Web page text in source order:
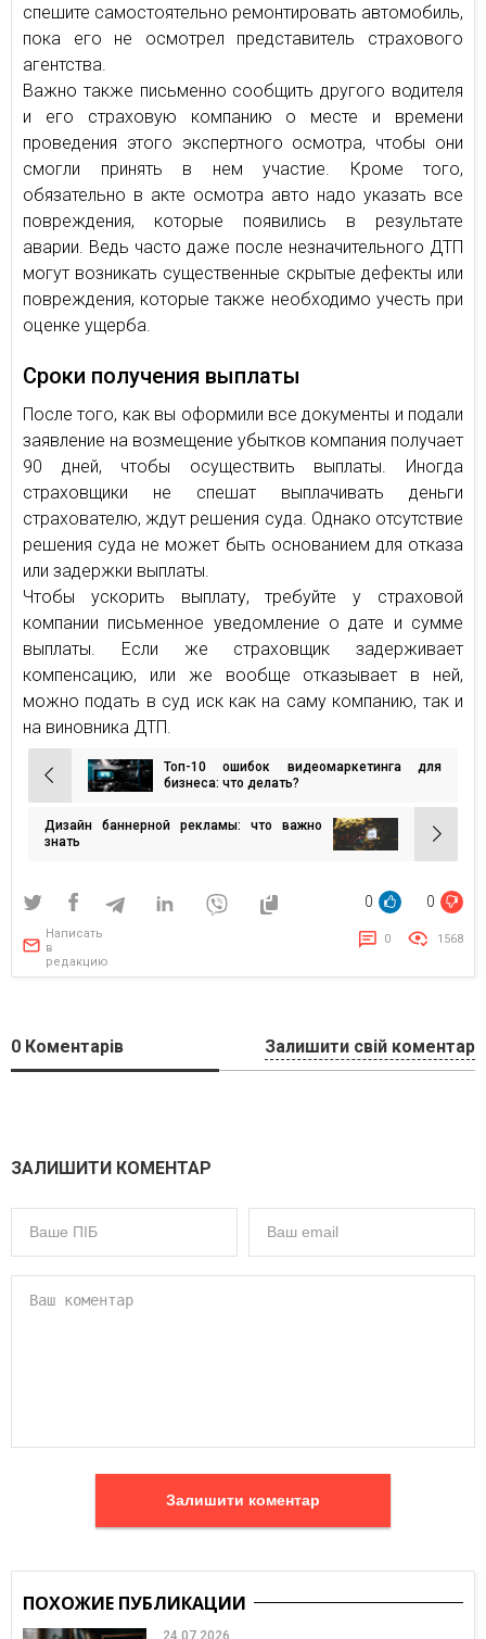
спешите самостоятельно ремонтировать автомобиль,
пока его не осмотрел представитель страхового
агентства.
Важно также письменно сообщить другого водителя
и его страховую компанию о месте и времени
проведения этого экспертного осмотра, чтобы они
смогли принять в нем участие. Кроме того,
обязательно в акте осмотра авто надо указать все
повреждения, которые появились в результате
аварии. Ведь часто даже после незначительного ДТП
могут возникать существенные скрытые дефекты или
повреждения, которые также необходимо учесть при
оценке ущерба.
Сроки получения выплаты
После того, как вы оформили все документы и подали
заявление на возмещение убытков компания получает
90 дней, чтобы осуществить выплаты. Иногда
страховщики не спешат выплачивать деньги
страхователю, ждут решения суда. Однако отсутствие
решения суда не может быть основанием для отказа
или задержки выплаты.
Чтобы ускорить выплату, требуйте у страховой
компании письменное уведомление о дате и сумме
выплаты. Если же страховщик задерживает
компенсацию, или же вообще отказывает в ней,
можно подать в суд иск как на саму компанию, так и
на виновника ДТП.
Навигация
по
записям
Топ-10 ошибок видеомаркетинга для
бизнеса: что делать?
Дизайн баннерной рекламы: что важно
знать
0 0
Написать
в
редакцию
0 1568
0 Коментарів Залишити свій коментар
ЗАЛИШИТИ КОМЕНТАР
Залишити коментар
ПОХОЖИЕ ПУБЛИКАЦИИ
24.07.2026